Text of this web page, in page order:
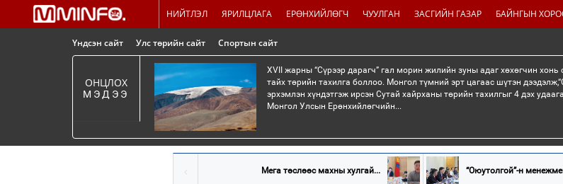
НИЙТЛЭЛ ЯРИЛЦЛАГА ЕРӨНХИЙЛӨГЧ ЧУУЛГАН ЗАСГИЙН ГАЗАР БАЙНГЫН
Үндсэн сайт Улс төрийн сайт Спортын сайт
ОНЦЛОХ
МЭДЭЭ
XVII жарны “Сүрээр дарагч” гал морин жилийн зуны адаг хөхөгчин
тайх төрийн тахилга боллоо. Монгол түмний эрт цагаас шүтэн
эрхэмлэн хүндэтгэж ирсэн Сутай хайрханы төрийн тахилгыг 4 дэх
Монгол Улсын Ерөнхийлөгчийн...
Мега төслөөс махны хулгай... “Оюутолгой”-н